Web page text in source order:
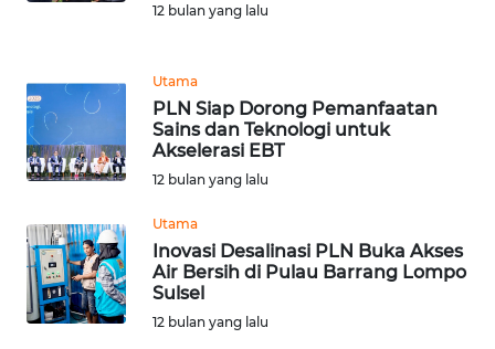
12 bulan yang lalu
Utama
PLN Siap Dorong Pemanfaatan
Sains dan Teknologi untuk
Akselerasi EBT
12 bulan yang lalu
Utama
Inovasi Desalinasi PLN Buka Akses
Air Bersih di Pulau Barrang Lompo
Sulsel
12 bulan yang lalu
BEKASI
WN
BOGOR
WN
DEPOK
WN